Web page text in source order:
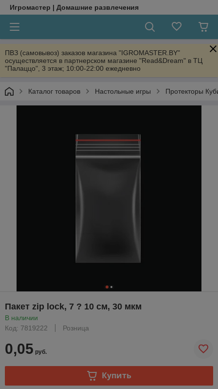
Игромастер | Домашние развлечения
ПВЗ (самовывоз) заказов магазина "IGROMASTER.BY"
осуществляется в партнерском магазине "Read&Dream" в ТЦ
"Палаццо", 3 этаж; 10:00-22:00 ежедневно
Каталог товаров Настольные игры Протекторы
Пакет zip lock, 7 ? 10 см, 30 мкм
В наличии
Код: 7819222
Розница
0,05 руб.
Купить